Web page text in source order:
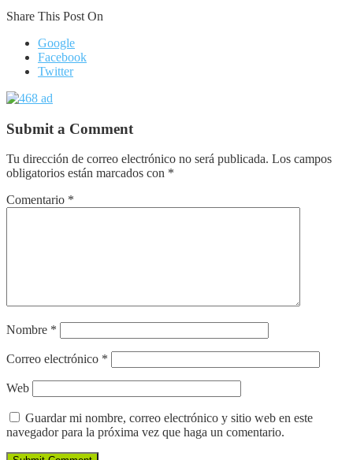
Share This Post On
Google
Facebook
Twitter
Submit a Comment
Tu dirección de correo electrónico no será publicada. Los campos
obligatorios están marcados con *
Comentario *
Nombre *
Correo electrónico *
Web
Guardar mi nombre, correo electrónico y sitio web en este
navegador para la próxima vez que haga un comentario.